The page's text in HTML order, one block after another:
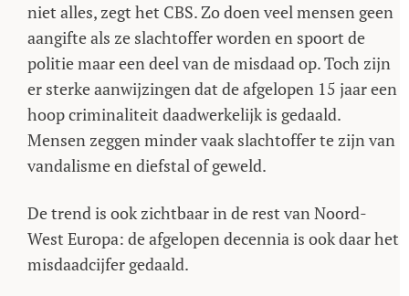
niet alles, zegt het CBS. Zo doen veel mensen geen
aangifte als ze slachtoffer worden en spoort de
politie maar een deel van de misdaad op. Toch zijn
er sterke aanwijzingen dat de afgelopen 15 jaar een
hoop criminaliteit daadwerkelijk is gedaald.
Mensen zeggen minder vaak slachtoffer te zijn van
vandalisme en diefstal of geweld.
De trend is ook zichtbaar in de rest van Noord-
West Europa: de afgelopen decennia is ook daar het
misdaadcijfer gedaald.